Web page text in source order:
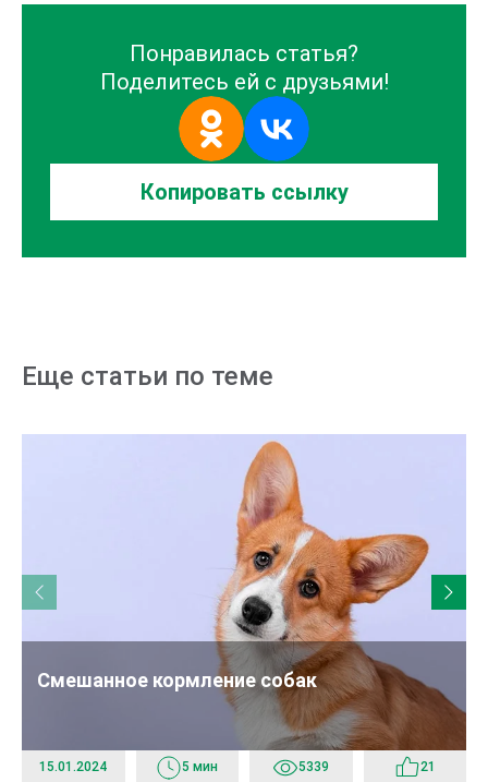
Понравилась статья?
Поделитесь ей с друзьями!
Копировать ссылку
Еще статьи по теме
Смешанное кормление собак
15.01.2024 5 мин 5339 21